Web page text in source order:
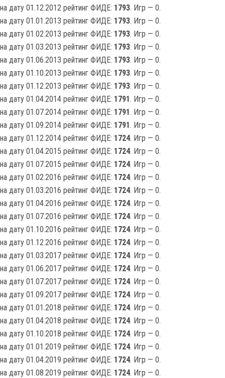
на дату 01.12.2012 рейтинг ФИДЕ: 1793. Игр — 0.
на дату 01.01.2013 рейтинг ФИДЕ: 1793. Игр — 0.
на дату 01.02.2013 рейтинг ФИДЕ: 1793. Игр — 0.
на дату 01.03.2013 рейтинг ФИДЕ: 1793. Игр — 0.
на дату 01.06.2013 рейтинг ФИДЕ: 1793. Игр — 0.
на дату 01.10.2013 рейтинг ФИДЕ: 1793. Игр — 0.
на дату 01.12.2013 рейтинг ФИДЕ: 1793. Игр — 0.
на дату 01.04.2014 рейтинг ФИДЕ: 1791. Игр — 0.
на дату 01.07.2014 рейтинг ФИДЕ: 1791. Игр — 0.
на дату 01.09.2014 рейтинг ФИДЕ: 1791. Игр — 0.
на дату 01.12.2014 рейтинг ФИДЕ: 1724. Игр — 0.
на дату 01.04.2015 рейтинг ФИДЕ: 1724. Игр — 0.
на дату 01.07.2015 рейтинг ФИДЕ: 1724. Игр — 0.
на дату 01.02.2016 рейтинг ФИДЕ: 1724. Игр — 0.
на дату 01.03.2016 рейтинг ФИДЕ: 1724. Игр — 0.
на дату 01.04.2016 рейтинг ФИДЕ: 1724. Игр — 0.
на дату 01.07.2016 рейтинг ФИДЕ: 1724. Игр — 0.
на дату 01.10.2016 рейтинг ФИДЕ: 1724. Игр — 0.
на дату 01.12.2016 рейтинг ФИДЕ: 1724. Игр — 0.
на дату 01.03.2017 рейтинг ФИДЕ: 1724. Игр — 0.
на дату 01.06.2017 рейтинг ФИДЕ: 1724. Игр — 0.
на дату 01.07.2017 рейтинг ФИДЕ: 1724. Игр — 0.
на дату 01.09.2017 рейтинг ФИДЕ: 1724. Игр — 0.
на дату 01.01.2018 рейтинг ФИДЕ: 1724. Игр — 0.
на дату 01.04.2018 рейтинг ФИДЕ: 1724. Игр — 0.
на дату 01.10.2018 рейтинг ФИДЕ: 1724. Игр — 0.
на дату 01.01.2019 рейтинг ФИДЕ: 1724. Игр — 0.
на дату 01.04.2019 рейтинг ФИДЕ: 1724. Игр — 0.
на дату 01.08.2019 рейтинг ФИДЕ: 1724. Игр — 0.